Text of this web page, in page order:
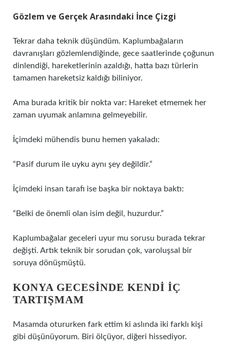
Gözlem ve Gerçek Arasındaki İnce Çizgi
Tekrar daha teknik düşündüm. Kaplumbağaların
davranışları gözlemlendiğinde, gece saatlerinde çoğunun
dinlendiği, hareketlerinin azaldığı, hatta bazı türlerin
tamamen hareketsiz kaldığı biliniyor.
Ama burada kritik bir nokta var: Hareket etmemek her
zaman uyumak anlamına gelmeyebilir.
İçimdeki mühendis bunu hemen yakaladı:
“Pasif durum ile uyku aynı şey değildir.”
İçimdeki insan tarafı ise başka bir noktaya baktı:
“Belki de önemli olan isim değil, huzurdur.”
Kaplumbağalar geceleri uyur mu sorusu burada tekrar
değişti. Artık teknik bir sorudan çok, varoluşsal bir
soruya dönüşmüştü.
KONYA GECESINDE KENDI İÇ
TARTIŞMAM
Masamda otururken fark ettim ki aslında iki farklı kişi
gibi düşünüyorum. Biri ölçüyor, diğeri hissediyor.